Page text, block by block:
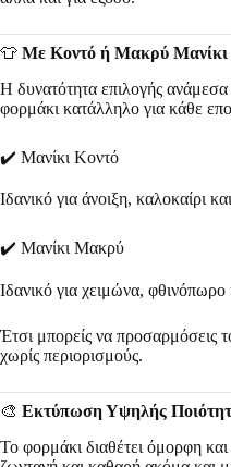
👕 Με Κοντό ή Μακρύ Μανίκι
Η δυνατότητα επιλογής ανάμεσα
φορμάκι κατάλληλο για κάθε
✔️ Μανίκι Κοντό
Ιδανικό για άνοιξη, καλοκαίρι
✔️ Μανίκι Μακρύ
Ιδανικό για χειμώνα,
Έτσι μπορείς να προσαρμόσεις
χωρίς περιορισμούς.
🎨 Εκτύπωση Υψηλής
Το φορμάκι διαθέτει όμορφη